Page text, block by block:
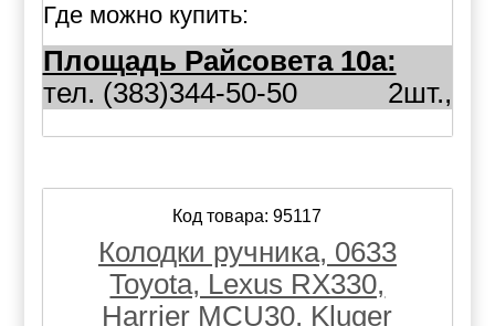
Где можно купить:
Площадь Райсовета 10а:
2шт.,
тел. (383)344-50-50
Код товара: 95117
Колодки ручника, 0633
Toyota, Lexus RX330,
Harrier MCU30, Kluger